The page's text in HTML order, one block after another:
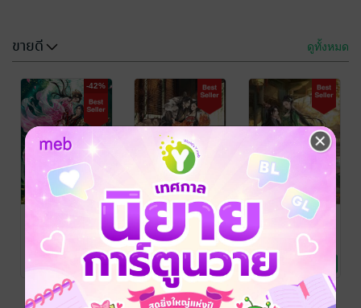
เมื่อนางร้ายอาจ
ได้พบรักนิรันดร์
หลิ่งชิง
นิยายรักจีนโบราณ
392 Rating
สตรีที่ทรราช
หลงใหลชั่วชีวิต
นิยายรักจีนโบราณ
157 Rating
ขายดี ดูทั้งหมด
-42%
ทรราชชั่วผู้นี้
ไม่มีวันปล่อย
เจ้าไป
หลิ่งชิง
นิยายรักจีนโบราณ
เพียงนางที่ตัว
ร้ายเฝ้ารัก
หลิ่งชิง
นิยายรักจีนโบราณ
189 Rating
ใครก็พรากเจ้า
ไปจากข้าไม่ได้
นิยายรักจีนโบราณ
303 Rating